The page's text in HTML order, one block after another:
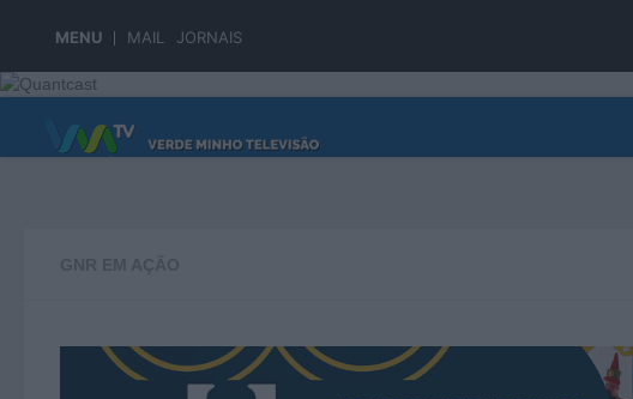
MENU MAIL JORNAIS
Skip to content